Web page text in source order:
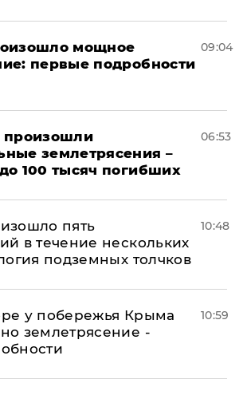
мощное
первые подробности
09:04
произошли
землетрясения –
100 тысяч погибших
06:53
пять
в течение нескольких
подземных толчков
10:48
у побережья Крыма
землетрясение -
10:59